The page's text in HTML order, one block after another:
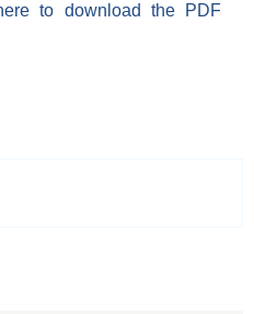
to download the PDF